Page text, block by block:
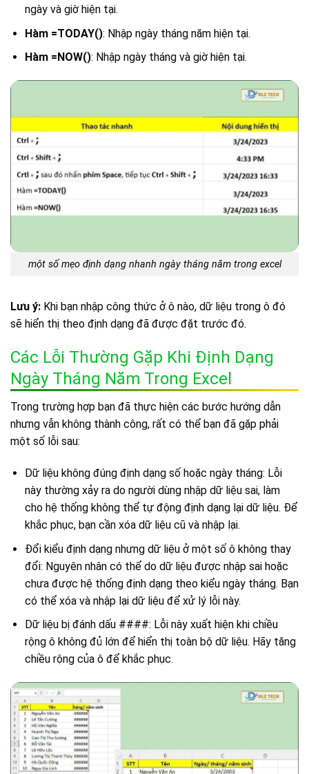
ngày và giờ hiện tại.
Hàm =TODAY(): Nhập ngày tháng năm hiện tại.
Hàm =NOW(): Nhập ngày tháng và giờ hiện tại.
một số mẹo định dạng nhanh ngày tháng năm trong excel
Lưu ý: Khi bạn nhập công thức ở ô nào, dữ liệu trong ô đó
sẽ hiển thị theo định dạng đã được đặt trước đó.
Các Lỗi Thường Gặp Khi Định Dạng
Ngày Tháng Năm Trong Excel
Trong trường hợp bạn đã thực hiện các bước hướng dẫn
nhưng vẫn không thành công, rất có thể bạn đã gặp phải
một số lỗi sau:
Dữ liệu không đúng định dạng số hoặc ngày tháng: Lỗi
này thường xảy ra do người dùng nhập dữ liệu sai, làm
cho hệ thống không thể tự động định dạng lại dữ liệu. Để
khắc phục, bạn cần xóa dữ liệu cũ và nhập lại.
Đổi kiểu định dạng nhưng dữ liệu ở một số ô không thay
đổi: Nguyên nhân có thể do dữ liệu được nhập sai hoặc
chưa được hệ thống định dạng theo kiểu ngày tháng. Bạn
có thể xóa và nhập lại dữ liệu để xử lý lỗi này.
Dữ liệu bị đánh dấu ####: Lỗi này xuất hiện khi chiều
rộng ô không đủ lớn để hiển thị toàn bộ dữ liệu. Hãy tăng
chiều rộng của ô để khắc phục.